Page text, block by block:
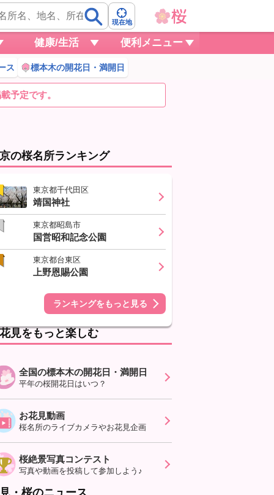
現在地
健康/生活 便利メニュー
ス 標本木の開花日・満開日
予定です。
の桜名所ランキング
東京都千代田区
靖国神社
東京都昭島市
国営昭和記念公園
東京都台東区
上野恩賜公園
ランキングをもっと見る
見をもっと楽しむ
全国の標本木の開花日・満開日
平年の桜開花日はいつ？
お花見動画
桜名所のライブカメラやお花見企画
桜絶景写真コンテスト
写真や動画を投稿して参加しよう♪
・桜のニュース